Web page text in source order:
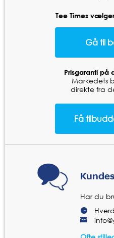
Tee Times
Prisgaranti på
Markedets
direkte fra
Har du